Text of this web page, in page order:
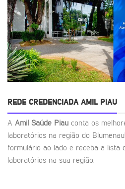
REDE CREDENCIADA AMIL PIAU
A Amil Saúde Piau conta os
laboratórios na região do
formulário ao lado e receba a lista
laboratórios na sua região.